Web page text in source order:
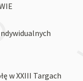
w XXIII Targach